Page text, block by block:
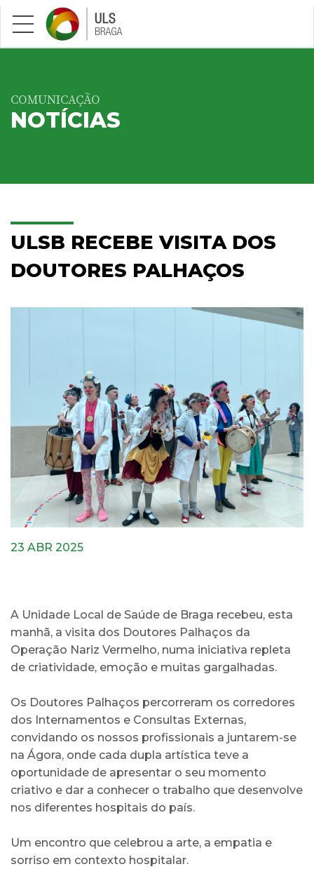
Saltar para conteúdo principal
COMUNICAÇÃO
NOTÍCIAS
ULSB RECEBE VISITA DOS
DOUTORES PALHAÇOS
23 ABR 2025
A Unidade Local de Saúde de Braga recebeu, esta
manhã, a visita dos Doutores Palhaços da
Operação Nariz Vermelho, numa iniciativa repleta
de criatividade, emoção e muitas gargalhadas.
Os Doutores Palhaços percorreram os corredores
dos Internamentos e Consultas Externas,
convidando os nossos profissionais a juntarem-se
na Ágora, onde cada dupla artística teve a
oportunidade de apresentar o seu momento
criativo e dar a conhecer o trabalho que desenvolve
nos diferentes hospitais do país.
Um encontro que celebrou a arte, a empatia e
sorriso em contexto hospitalar.